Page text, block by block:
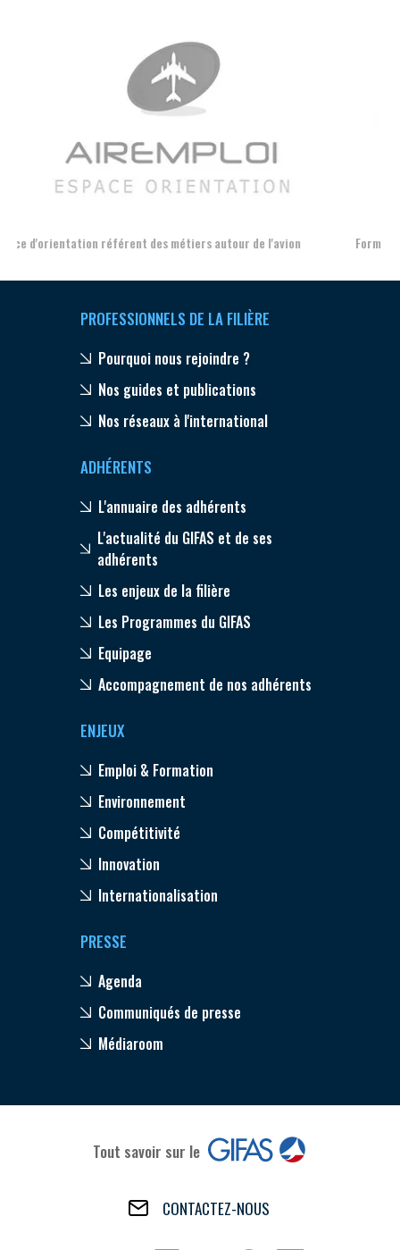
Formation et l'insertion de personnes en situation de handicap
PROFESSIONNELS DE LA FILIÈRE
Pourquoi nous rejoindre ?
Nos guides et publications
Nos réseaux à l'international
ADHÉRENTS
L'annuaire des adhérents
L'actualité du GIFAS et de ses
adhérents
Les enjeux de la filière
Les Programmes du GIFAS
Equipage
Accompagnement de nos adhérents
ENJEUX
Emploi & Formation
Environnement
Compétitivité
Innovation
Internationalisation
PRESSE
Agenda
Communiqués de presse
Médiaroom
Tout savoir sur le
CONTACTEZ-NOUS